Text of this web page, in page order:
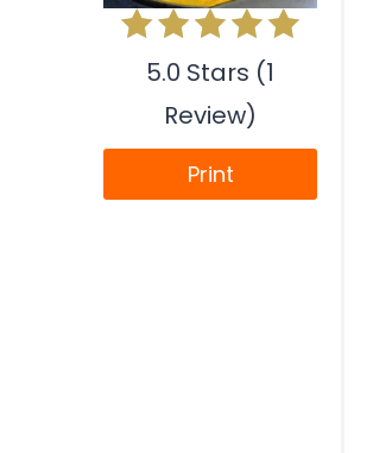
5.0 Stars (1
Review)
Print